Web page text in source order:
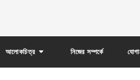
আলোকচিত্র নিজের সম্পর্কে